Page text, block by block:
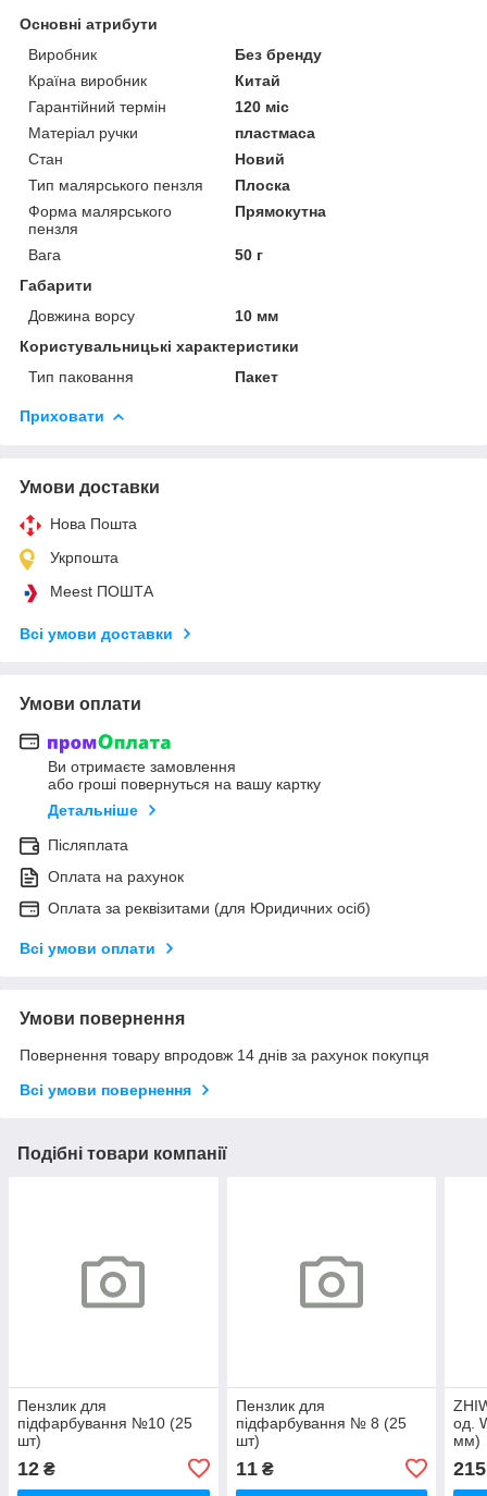
Основні атрибути
Виробник
Без бренду
Країна виробник
Китай
Гарантійний термін
120 міс
Матеріал ручки
пластмаса
Стан
Новий
Тип малярського пензля
Плоска
Форма малярського
пензля
Прямокутна
Вага
50 г
Габарити
Довжина ворсу
10 мм
Користувальницькі характеристики
Тип паковання
Пакет
Приховати
Умови доставки
Нова Пошта
Укрпошта
Meest ПОШТА
Всі умови доставки
Умови оплати
Ви отримаєте замовлення
або гроші повернуться на вашу картку
Детальніше
Післяплата
Оплата на рахунок
Оплата за реквізитами (для Юридичних осіб)
Всі умови оплати
Умови повернення
Повернення товару впродовж 14 днів за рахунок покупця
Всі умови повернення
Подібні товари компанії
Пензлик для
підфарбування №10 (25
шт)
12 ₴
Пензлик для
підфарбування № 8 (25
шт)
11₴
од.
мм)
215